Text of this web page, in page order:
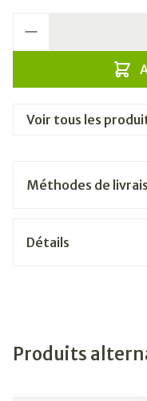
Voir tous les
Méthodes de
Détails
Produits